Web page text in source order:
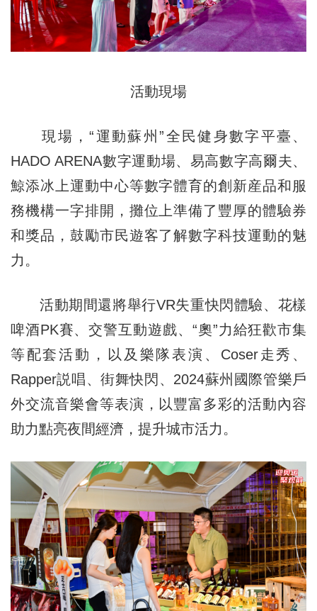
活動現場
現場，“運動蘇州”全民健身數字平臺、
HADO ARENA數字運動場、易高數字高爾夫、
鯨添冰上運動中心等數字體育的創新産品和服
務機構一字排開，攤位上準備了豐厚的體驗券
和獎品，鼓勵市民遊客了解數字科技運動的魅
力。
活動期間還將舉行VR失重快閃體驗、花樣
啤酒PK賽、交警互動遊戲、“奧”力給狂歡市集
等配套活動，以及樂隊表演、Coser走秀、
Rapper説唱、街舞快閃、2024蘇州國際管樂戶
外交流音樂會等表演，以豐富多彩的活動內容
助力點亮夜間經濟，提升城市活力。